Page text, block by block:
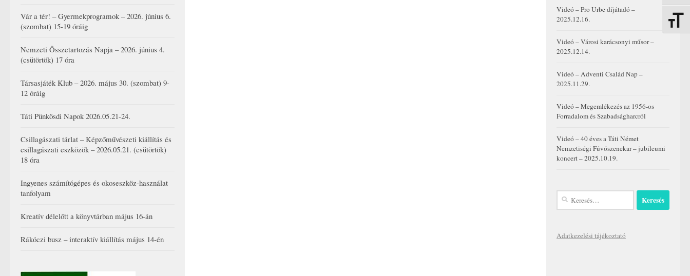
Vár a tér! – Gyermekprogramok – 2026. június 6.
(szombat) 15-19 óráig
Nemzeti Összetartozás Napja – 2026. június 4.
(csütörtök) 17 óra
Társasjáték Klub – 2026. május 30. (szombat) 9-
12 óráig
Táti Pünkösdi Napok 2026.05.21-24.
Csillagászati tárlat – Képzőművészeti kiállítás és
csillagászati eszközök – 2026.05.21. (csütörtök)
18 óra
Ingyenes számítógépes és okoseszköz-használat
tanfolyam
Kreatív délelőtt a könyvtárban május 16-án
Rákóczi busz – interaktív kiállítás május 14-én
Videó – Pro Urbe díjátadó –
2025.12.16.
Videó – Városi karácsonyi műsor –
2025.12.14.
Videó – Adventi Család Nap –
2025.11.29.
Videó – Megemlékezés az 1956-os
Forradalom és Szabadságharcról
Videó – 40 éves a Táti Német
Nemzetiségi Fúvószenekar – jubileumi
koncert – 2025.10.19.
Keresés:
Adatkezelési tájékoztató